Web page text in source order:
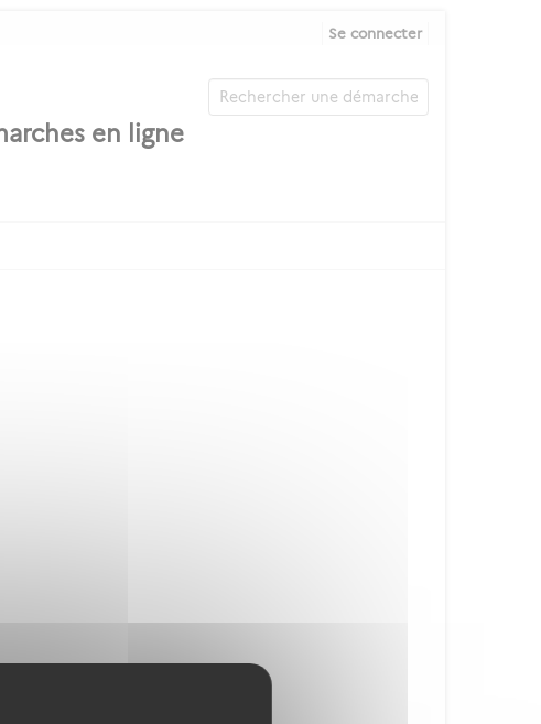
Se connecter